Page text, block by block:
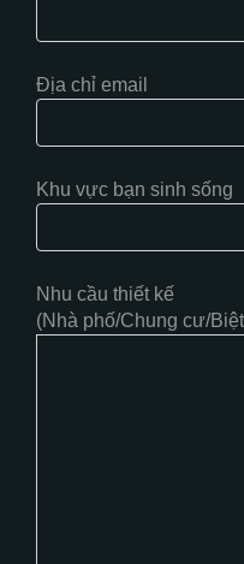
Địa chỉ email
Khu vực bạn sinh sống
Nhu cầu thiết kế
(Nhà phố/Chung cư/